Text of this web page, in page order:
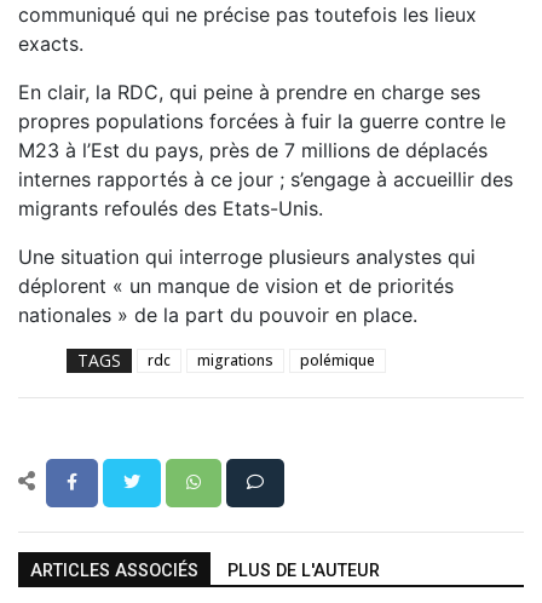
communiqué qui ne précise pas toutefois les lieux
exacts.
En clair, la RDC, qui peine à prendre en charge ses
propres populations forcées à fuir la guerre contre le
M23 à l’Est du pays, près de 7 millions de déplacés
internes rapportés à ce jour ; s’engage à accueillir des
migrants refoulés des Etats-Unis.
Une situation qui interroge plusieurs analystes qui
déplorent « un manque de vision et de priorités
nationales » de la part du pouvoir en place.
TAGS rdc migrations polémique
ARTICLES ASSOCIÉS PLUS DE L'AUTEUR